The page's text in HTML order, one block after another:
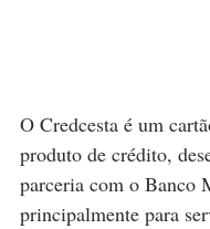
O Credcesta é um
produto de crédito,
parceria com o Banco
principalmente para